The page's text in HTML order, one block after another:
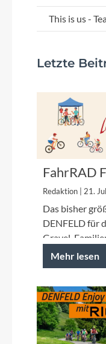
MonkeyLink
Ortlieb
Pitlock
Profile Design
S'COOL
This is us -
Letzte
FahrRAD
Redaktion | 21.
Das bisher
DENFELD für
Gravel,
Mehr lesen